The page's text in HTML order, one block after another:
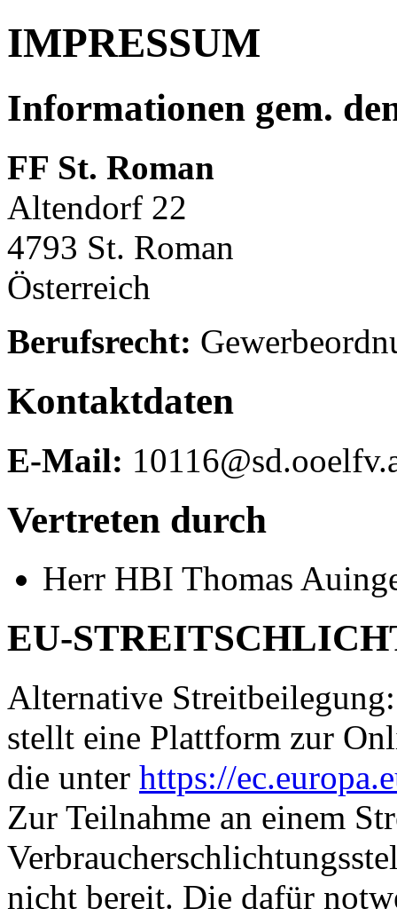
IMPRESSUM
Informationen gem.
FF St. Roman
Altendorf 22
4793 St. Roman
Österreich
Berufsrecht:
Kontaktdaten
E-Mail:
Vertreten durch
Herr HBI Thomas
EU-
Alternative
stellt eine Plattform zur
die unter https://
Zur Teilnahme an einem
nicht bereit. Die dafür